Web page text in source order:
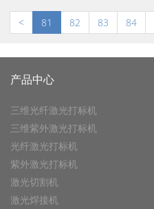
< 81 82 83 84
产品中心
三维光纤激光打标机
三维紫外激光打标机
光纤激光打标机
紫外激光打标机
激光切割机
激光焊接机